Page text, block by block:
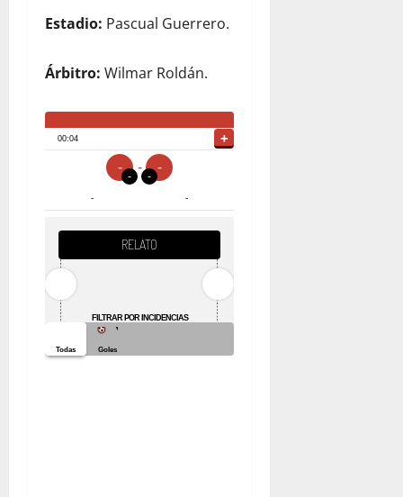
Estadio: Pascual Guerrero.
Árbitro: Wilmar Roldán.